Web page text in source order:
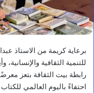
برعاية كريمة من الاستاذ
للتنمية الثقافية
رابطة بيت الثقافة بتعز
احتفاءً باليوم العالمي